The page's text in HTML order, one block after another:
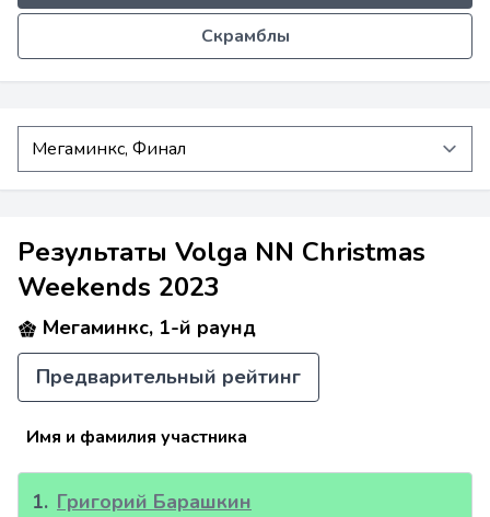
Скрамблы
Результаты Volga NN Christmas
Weekends 2023
Мегаминкс, 1-й раунд
Предварительный рейтинг
Имя и фамилия участника
1. Григорий Барашкин